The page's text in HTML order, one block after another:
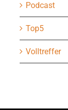
Podcast
Top5
Volltreffer